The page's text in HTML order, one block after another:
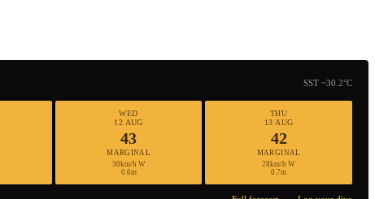
SST ~30.2°C
WED
12 AUG
43
MARGINAL
30km/h W
0.6m
THU
13 AUG
42
MARGINAL
28km/h W
0.7m